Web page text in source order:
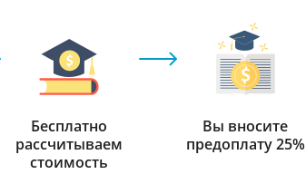
Бесплатно
рассчитываем
стоимость
Вы вносите
предоплату 25%